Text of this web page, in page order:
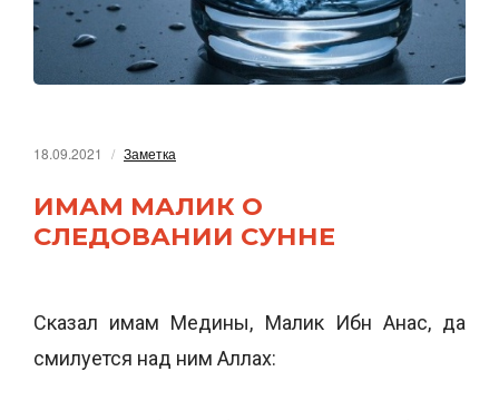
18.09.2021 Заметка
ИМАМ МАЛИК О
СЛЕДОВАНИИ СУННЕ
Сказал имам Медины, Малик Ибн Анас, да
смилуется над ним Аллах: